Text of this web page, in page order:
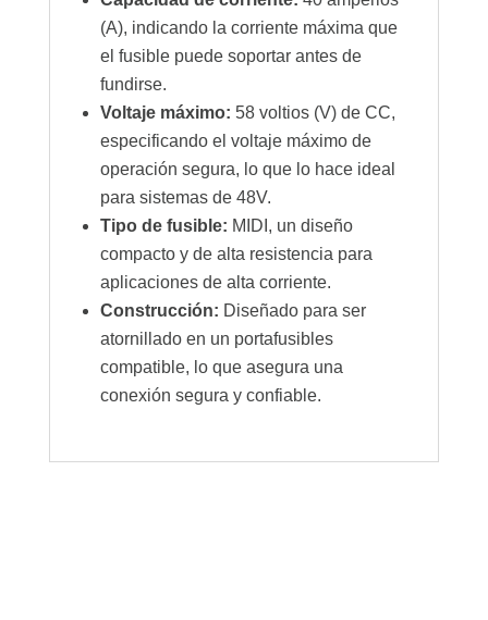
(A), indicando la corriente máxima que
el fusible puede soportar antes de
fundirse.
Voltaje máximo: 58 voltios (V) de CC,
especificando el voltaje máximo de
operación segura, lo que lo hace ideal
para sistemas de 48V.
Tipo de fusible: MIDI, un diseño
compacto y de alta resistencia para
aplicaciones de alta corriente.
Construcción: Diseñado para ser
atornillado en un portafusibles
compatible, lo que asegura una
conexión segura y confiable.